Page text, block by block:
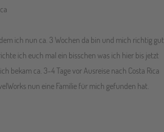
ich nun ca. 3 Wochen da bin und mich richtig gut
ich euch mal ein bisschen was ich hier bis jetzt
bekam ca. 3-4 Tage vor Ausreise nach Costa Rica
nun eine Familie für mich gefunden hat.